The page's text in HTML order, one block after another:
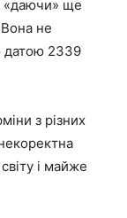
«даючи» ще
не
датою 2339
з різних
і майже